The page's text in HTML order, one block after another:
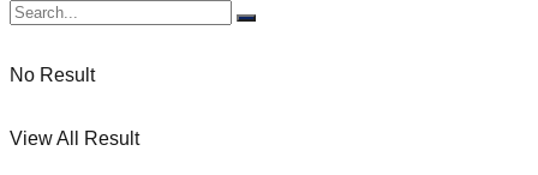
No Result
View All Result